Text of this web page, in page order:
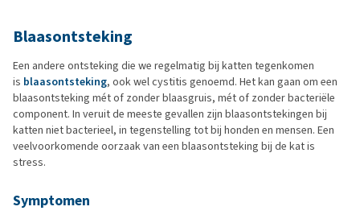
Blaasontsteking
Een andere ontsteking die we regelmatig bij katten tegenkomen
is blaasontsteking, ook wel cystitis genoemd. Het kan gaan om een
blaasontsteking mét of zonder blaasgruis, mét of zonder bacteriële
component. In veruit de meeste gevallen zijn blaasontstekingen bij
katten niet bacterieel, in tegenstelling tot bij honden en mensen. Een
veelvoorkomende oorzaak van een blaasontsteking bij de kat is
stress.
Symptomen